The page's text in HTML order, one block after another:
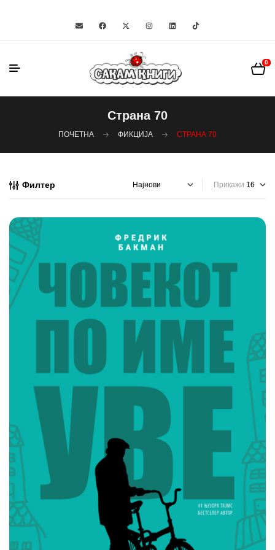
0
Страна 70
ПОЧЕТНА ФИКЦИЈА СТРАНА 70
Филтер Прикажи